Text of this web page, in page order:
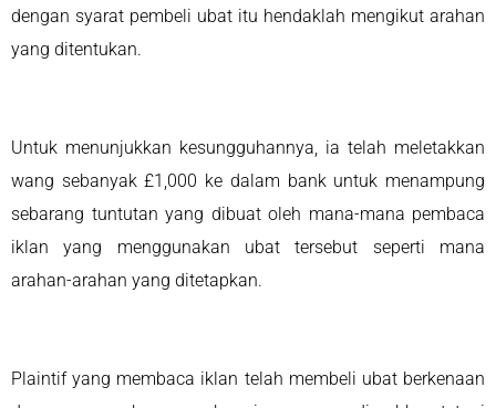
dengan syarat pembeli ubat itu hendaklah mengikut arahan
yang ditentukan.
Untuk menunjukkan kesungguhannya, ia telah meletakkan
wang sebanyak £1,000 ke dalam bank untuk menampung
sebarang tuntutan yang dibuat oleh mana-mana pembaca
iklan yang menggunakan ubat tersebut seperti mana
arahan-arahan yang ditetapkan.
Plaintif yang membaca iklan telah membeli ubat berkenaan